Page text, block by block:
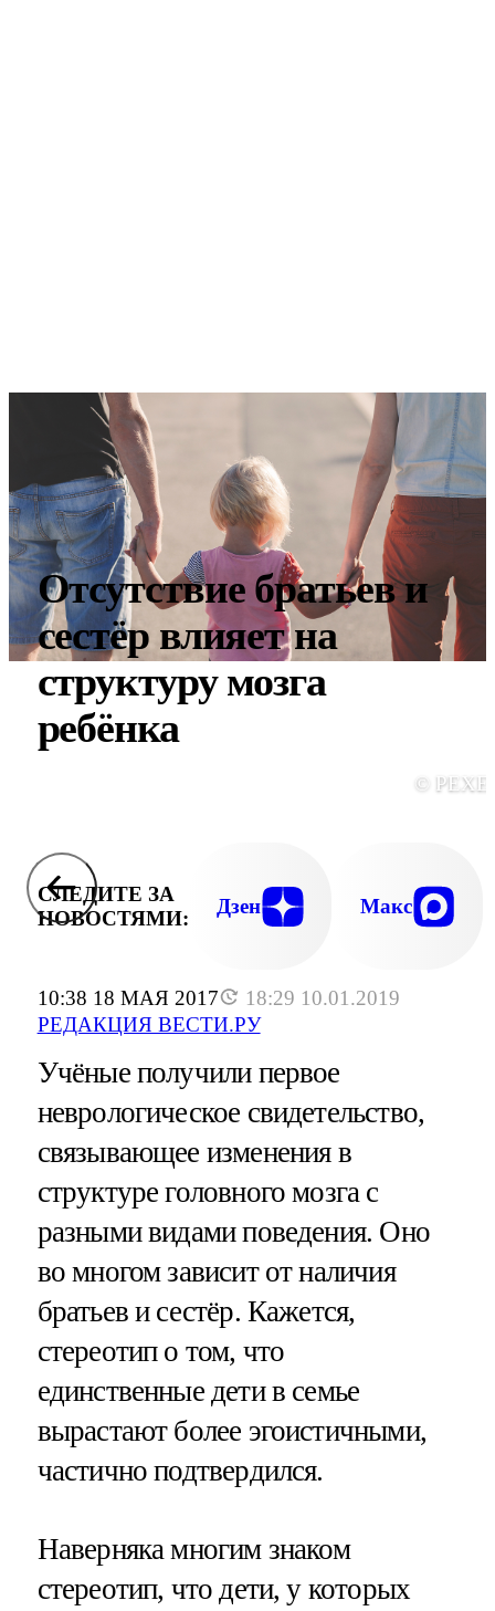
10:38 18 МАЯ 2017
18:29 10.01.2019
РЕДАКЦИЯ ВЕСТИ.РУ
Отсутствие братьев и
сестёр влияет на
структуру мозга
ребёнка
©
СЛЕДИТЕ ЗА
НОВОСТЯМИ:
Дзен Макс
Учёные получили первое
неврологическое свидетельство,
связывающее изменения в
структуре головного мозга с
разными видами поведения. Оно
во многом зависит от наличия
братьев и сестёр. Кажется,
стереотип о том, что
единственные дети в семье
вырастают более эгоистичными,
частично подтвердился.
Наверняка многим знаком
стереотип, что дети, у которых